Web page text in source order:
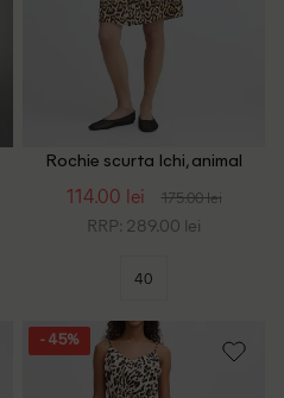
Rochie scurta Ichi, animal
114.00 lei 175.00 lei
RRP: 289.00 lei
40
- 45%